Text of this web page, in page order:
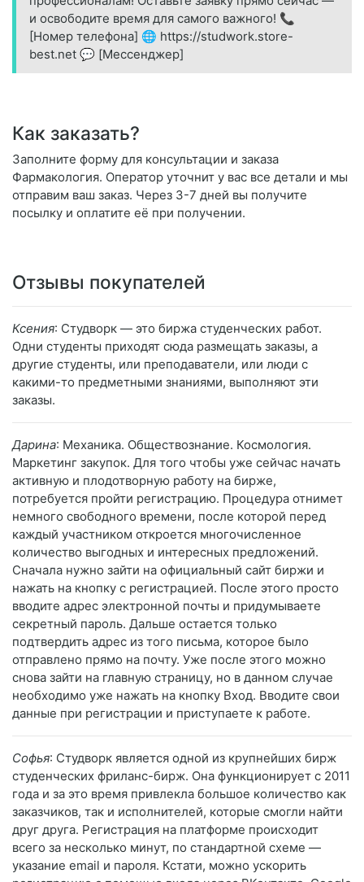
и освободите время для самого важного! 📞
[Номер телефона] 🌐 https://studwork.store-
best.net 💬 [Мессенджер]
Как заказать?
Заполните форму для консультации и заказа
Фармакология. Оператор уточнит у вас все детали и мы
отправим ваш заказ. Через 3-7 дней вы получите
посылку и оплатите её при получении.
Отзывы покупателей
Ксения: Студворк — это биржа студенческих работ.
Одни студенты приходят сюда размещать заказы, а
другие студенты, или преподаватели, или люди с
какими-то предметными знаниями, выполняют эти
заказы.
Дарина: Механика. Обществознание. Космология.
Маркетинг закупок. Для того чтобы уже сейчас начать
активную и плодотворную работу на бирже,
потребуется пройти регистрацию. Процедура отнимет
немного свободного времени, после которой перед
каждый участником откроется многочисленное
количество выгодных и интересных предложений.
Сначала нужно зайти на официальный сайт биржи и
нажать на кнопку с регистрацией. После этого просто
вводите адрес электронной почты и придумываете
секретный пароль. Дальше остается только
подтвердить адрес из того письма, которое было
отправлено прямо на почту. Уже после этого можно
снова зайти на главную страницу, но в данном случае
необходимо уже нажать на кнопку Вход. Вводите свои
данные при регистрации и приступаете к работе.
Софья: Студворк является одной из крупнейших бирж
студенческих фриланс-бирж. Она функционирует с 2011
года и за это время привлекла большое количество как
заказчиков, так и исполнителей, которые смогли найти
друг друга. Регистрация на платформе происходит
всего за несколько минут, по стандартной схеме —
указание email и пароля. Кстати, можно ускорить